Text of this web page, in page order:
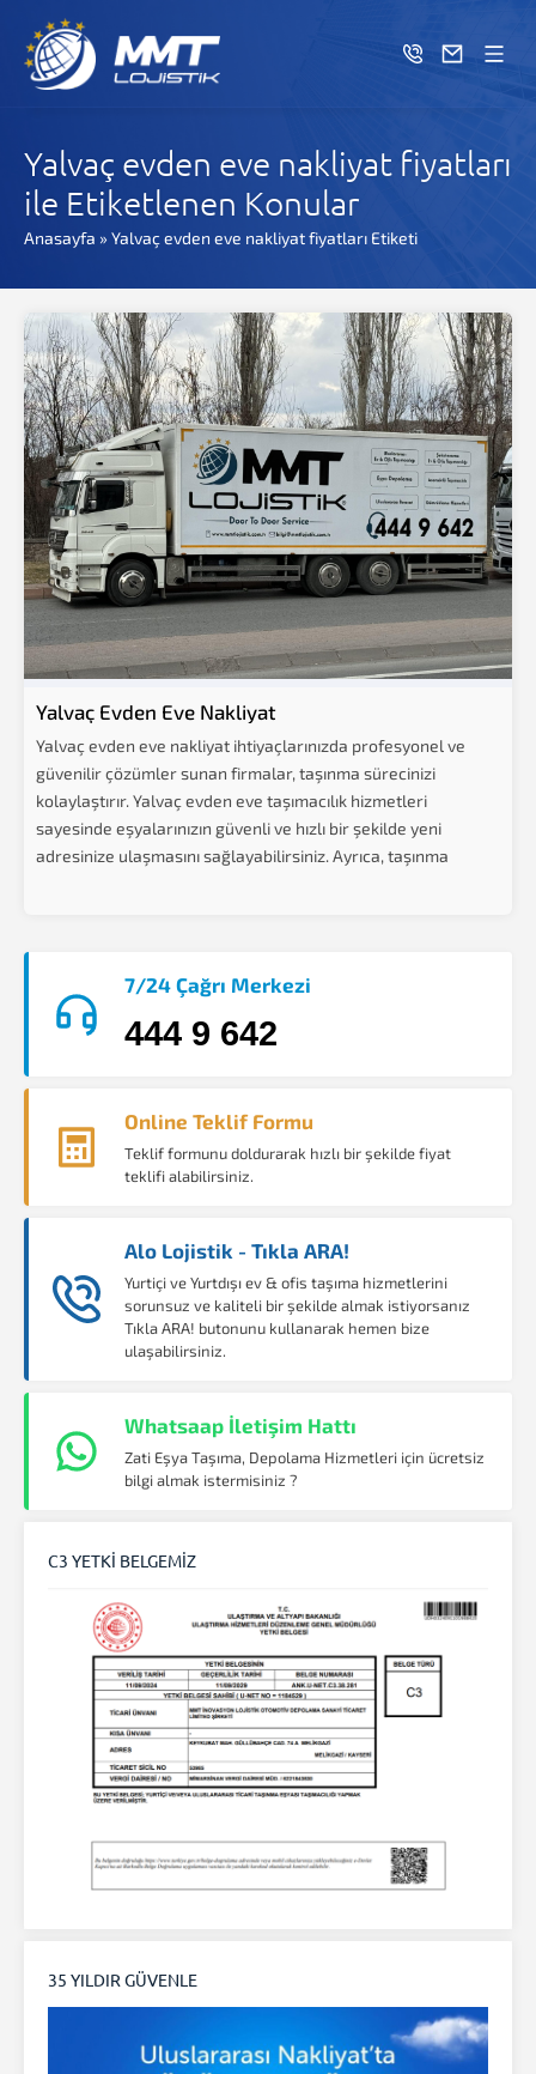
Yalvaç evden eve nakliyat fiyatları
ile Etiketlenen Konular
Anasayfa » Yalvaç evden eve nakliyat fiyatları Etiketi
Yalvaç Evden Eve Nakliyat
Yalvaç evden eve nakliyat ihtiyaçlarınızda profesyonel ve
güvenilir çözümler sunan firmalar, taşınma sürecinizi
kolaylaştırır. Yalvaç evden eve taşımacılık hizmetleri
sayesinde eşyalarınızın güvenli ve hızlı bir şekilde yeni
adresinize ulaşmasını sağlayabilirsiniz. Ayrıca, taşınma
7/24 Çağrı Merkezi
444 9 642
Online Teklif Formu
Teklif formunu doldurarak hızlı bir şekilde fiyat
teklifi alabilirsiniz.
Alo Lojistik - Tıkla ARA!
Yurtiçi ve Yurtdışı ev & ofis taşıma hizmetlerini
sorunsuz ve kaliteli bir şekilde almak istiyorsanız
Tıkla ARA! butonunu kullanarak hemen bize
ulaşabilirsiniz.
Whatsaap İletişim Hattı
Zati Eşya Taşıma, Depolama Hizmetleri için ücretsiz
bilgi almak istermisiniz ?
C3 YETKİ BELGEMİZ
35 YILDIR GÜVENLE